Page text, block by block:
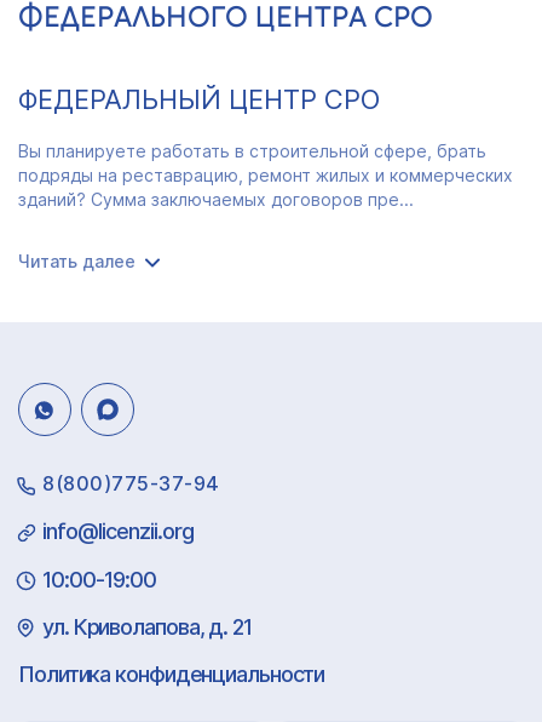
ФЕДЕРАЛЬНОГО ЦЕНТРА СРО
ФЕДЕРАЛЬНЫЙ ЦЕНТР СРО
Вы планируете работать в строительной сфере, брать
подряды на реставрацию, ремонт жилых и коммерческих
зданий? Сумма заключаемых договоров пре...
Читать далее
8(800)775-37-94
info@licenzii.org
10:00-19:00
ул. Криволапова, д. 21
Политика конфиденциальности